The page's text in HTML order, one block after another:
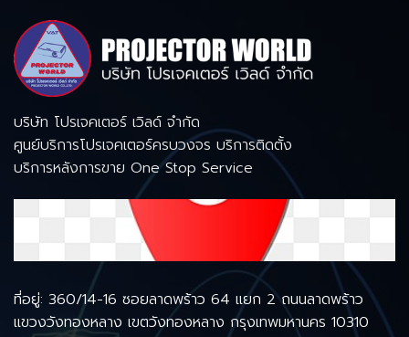
บริษัท โปรเจคเตอร์ เวิลด์ จำกัด
ศูนย์บริการโปรเจคเตอร์ครบวงจร บริการติดตั้ง
บริการหลังการขาย One Stop Service
ที่อยู่: 360/14-16 ซอยลาดพร้าว 64 แยก 2 ถนนลาดพร้าว
แขวงวังทองหลาง เขตวังทองหลาง กรุงเทพมหานคร 10310